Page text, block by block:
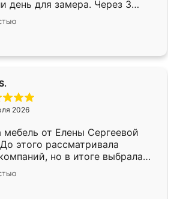
день для замера. Через 3
была уже готова. Остались
Спасибо Ренессанс
работу!
2026
мебель от Елены Сергеевой
этого рассматривала
но в итоге выбрала
обговорили условия, потом
всё спокойно объяснил
Изготовили в срок, с